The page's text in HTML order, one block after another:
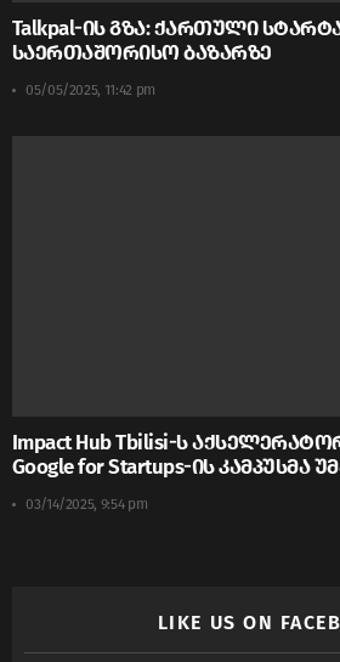
Talkpal-ის გზა: ქართული
საერთაშორისო ბაზარზე
05/05/2025, 11:42 pm
Impact Hub Tbilisi-ს
Google for Startups-ის კამპუსმა
03/14/2025, 9:54 pm
LIKE US ON